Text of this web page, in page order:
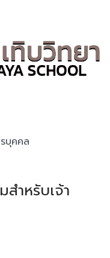
บุคคล
ำหรับเจ้า